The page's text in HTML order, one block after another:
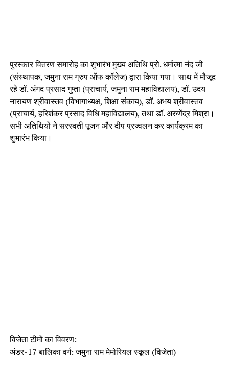
पुरस्कार वितरण समारोह का शुभारंभ मुख्य अतिथि प्रो. धर्मात्मा नंद जी
(संस्थापक, जमुना राम ग्रुप ऑफ कॉलेज) द्वारा किया गया। साथ में मौजूद
रहे डॉ. अंगद प्रसाद गुप्ता (प्राचार्य, जमुना राम महाविद्यालय), डॉ. उदय
नारायण श्रीवास्तव (विभागाध्यक्ष, शिक्षा संकाय), डॉ. अभय श्रीवास्तव
(प्राचार्य, हरिशंकर प्रसाद विधि महाविद्यालय), तथा डॉ. अरुणेंद्र मिश्रा।
सभी अतिथियों ने सरस्वती पूजन और दीप प्रज्वलन कर कार्यक्रम का
शुभारंभ किया।
विजेता टीमों का विवरण:
अंडर-17 बालिका वर्ग: जमुना राम मेमोरियल स्कूल (विजेता)